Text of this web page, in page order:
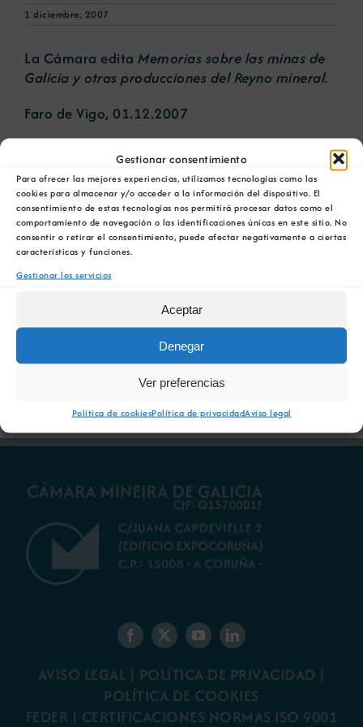
Gestionar consentimiento
Para ofrecer las mejores experiencias, utilizamos tecnologías como las
cookies para almacenar y/o acceder a la información del dispositivo. El
consentimiento de estas tecnologías nos permitirá procesar datos como el
comportamiento de navegación o las identificaciones únicas en este sitio. No
consentir o retirar el consentimiento, puede afectar negativamente a ciertas
características y funciones.
Gestionar los servicios
Aceptar
Denegar
Ver preferencias
Política de cookiesPolítica de privacidadAviso legal
1 diciembre, 2007
La Cámara edita Memorias sobre las minas de
Galicia y otras producciones del Reyno mineral.
Faro de Vigo, 01.12.2007
Artículos relacionados
La COMG reúne a
dos líderes
empresarias con
Centenario para
debatir sobre el
futuro del rural
gallego
La OIPE y el
restauración
ambiental para la
AVISO LEGAL | POLÍTICA DE PRIVACIDAD |
POLÍTICA DE COOKIES
FEDER | CERTIFICACIONES NORMAS ISO 9001